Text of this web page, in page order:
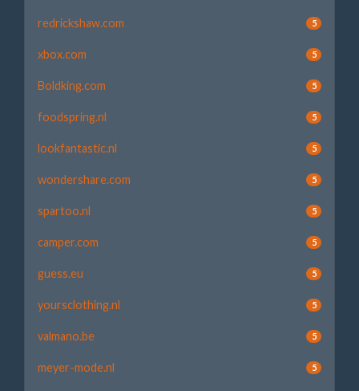
redrickshaw.com 5
xbox.com 5
Boldking.com 5
foodspring.nl 5
lookfantastic.nl 5
wondershare.com 5
spartoo.nl 5
camper.com 5
guess.eu 5
yoursclothing.nl 5
valmano.be 5
meyer-mode.nl 5